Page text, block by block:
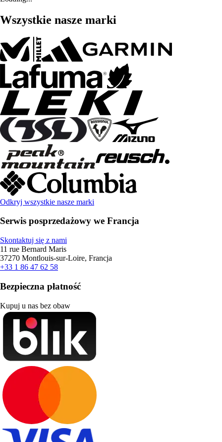
Wszystkie nasze marki
Odkryj wszystkie nasze marki
Serwis posprzedażowy we Francja
Skontaktuj się z nami
11 rue Bernard Maris
37270 Montlouis-sur-Loire, Francja
+33 1 86 47 62 58
Bezpieczna płatność
Kupuj u nas bez obaw